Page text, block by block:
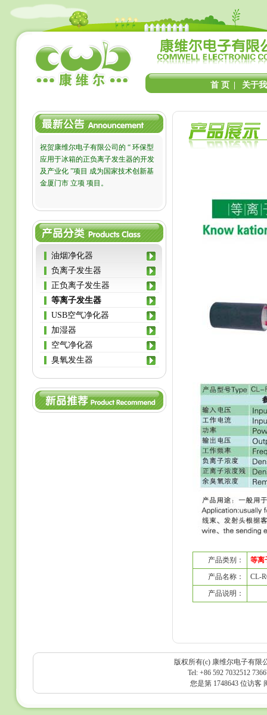
首 页 关于
祝贺康维尔电子有限公司的 “ 环保型
应用于冰箱的正负离子发生器的开发
及产业化 ”项目 成为国家技术创新基
金厦门市 立项 项目。
油烟净化器
负离子发生器
正负离子发生器
等离子发生器
USB空气净化器
加湿器
空气净化器
臭氧发生器
产品类别：
等离
产品名称：
CL-
产品说明：
版权所有(c) 康维尔电子有
Tel: +86 592 7032512
您是第 1748643 位访客